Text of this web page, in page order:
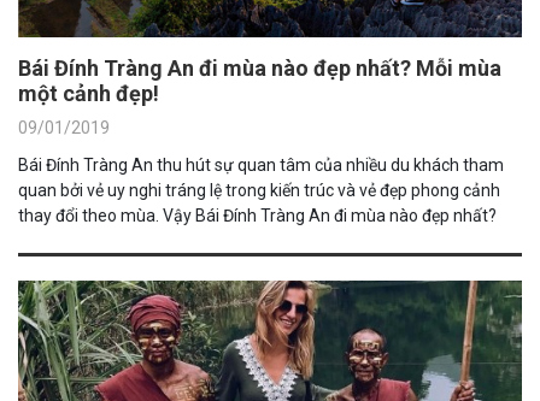
Bái Đính Tràng An đi mùa nào đẹp nhất? Mỗi mùa
một cảnh đẹp!
09/01/2019
Bái Đính Tràng An thu hút sự quan tâm của nhiều du khách tham
quan bởi vẻ uy nghi tráng lệ trong kiến trúc và vẻ đẹp phong cảnh
thay đổi theo mùa. Vậy Bái Đính Tràng An đi mùa nào đẹp nhất?